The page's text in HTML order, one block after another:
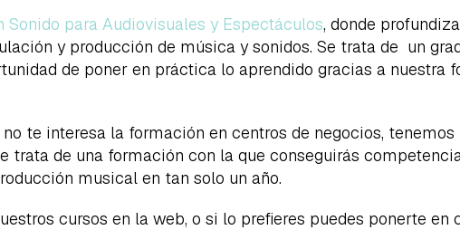
Sonido para Audiovisuales y Espectáculos, donde
y producción de música y sonidos. Se trata de un
de poner en práctica lo aprendido gracias a nuestra
te interesa la formación en centros de negocios, tenemos
trata de una formación con la que conseguirás
musical en tan solo un año.
cursos en la web, o si lo prefieres puedes ponerte en